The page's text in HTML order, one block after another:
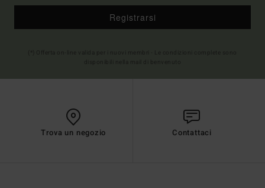
Registrarsi
Trova un negozio Contattaci